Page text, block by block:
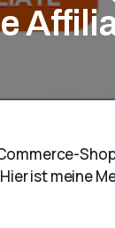
ist meine